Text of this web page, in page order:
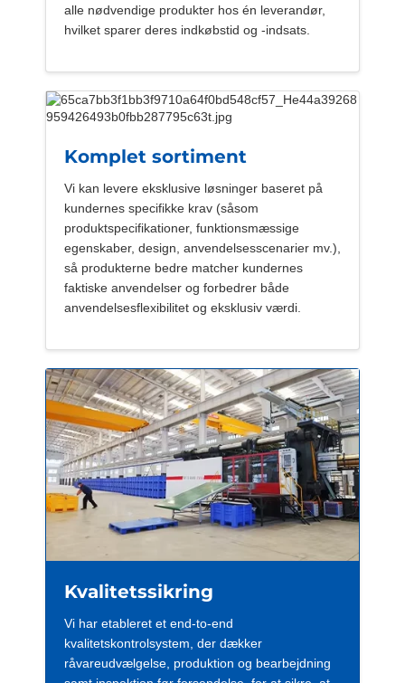
alle nødvendige produkter hos én leverandør,
hvilket sparer deres indkøbstid og -indsats.
Komplet sortiment
Vi kan levere eksklusive løsninger baseret på
kundernes specifikke krav (såsom
produktspecifikationer, funktionsmæssige
egenskaber, design, anvendelsesscenarier mv.),
så produkterne bedre matcher kundernes
faktiske anvendelser og forbedrer både
anvendelsesflexibilitet og eksklusiv værdi.
Kvalitetssikring
Vi har etableret et end-to-end
kvalitetskontrolsystem, der dækker
råvareudvælgelse, produktion og bearbejdning